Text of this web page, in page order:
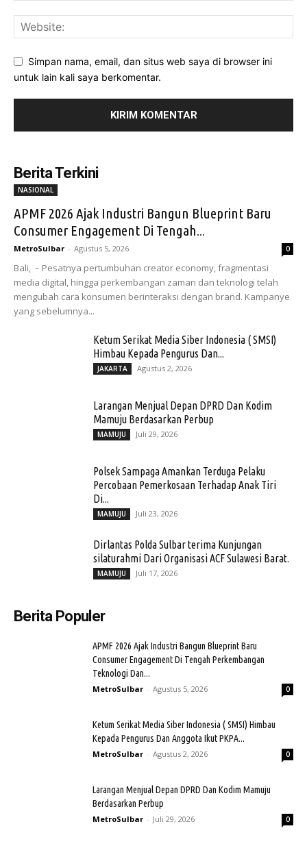
Simpan nama, email, dan situs web saya di browser ini
untuk lain kali saya berkomentar.
Berita Terkini
NASIONAL
APMF 2026 Ajak Industri Bangun Blueprint Baru
Consumer Engagement Di Tengah...
MetroSulbar - Agustus 5, 2026 0
Bali, – Pesatnya pertumbuhan creator economy, fragmentasi
media digital, hingga perkembangan zaman dan teknologi telah
mengubah cara konsumen berinteraksi dengan brand. Kampanye
yang sebelumnya...
Ketum Serikat Media Siber Indonesia ( SMSI)
Himbau Kepada Pengurus Dan...
JAKARTA Agustus 2, 2026
Larangan Menjual Depan DPRD Dan Kodim
Mamuju Berdasarkan Perbup
MAMUJU Juli 29, 2026
Polsek Sampaga Amankan Terduga Pelaku
Percobaan Pemerkosaan Terhadap Anak Tiri
Di...
MAMUJU Juli 23, 2026
Dirlantas Polda Sulbar terima Kunjungan
silaturahmi Dari Organisasi ACF Sulawesi Barat.
MAMUJU Juli 17, 2026
Berita Populer
APMF 2026 Ajak Industri Bangun Blueprint Baru
Consumer Engagement Di Tengah Perkembangan
Teknologi Dan...
MetroSulbar - Agustus 5, 2026 0
Ketum Serikat Media Siber Indonesia ( SMSI) Himbau
Kepada Pengurus Dan Anggota Ikut PKPA...
MetroSulbar - Agustus 2, 2026 0
Larangan Menjual Depan DPRD Dan Kodim Mamuju
Berdasarkan Perbup
MetroSulbar - Juli 29, 2026 0